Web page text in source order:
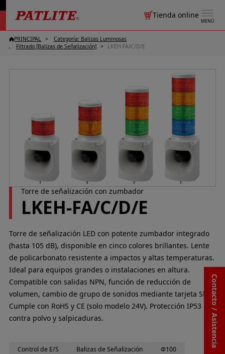
MENÚ
Tienda online
Contacto / Asistencia
PRINCIPAL
Categoría: Balizas Luminosas
Filtrado [Balizas de Señalización]
LKEH-FA/C/D/E
Torre de señalización con zumbador
LKEH-FA/C/D/E
Torre de señalización LED con potente zumbador integrado
(hasta 105 dB), disponible en cinco colores brillantes. Lente
de policarbonato resistente a impactos y altas temperaturas.
Ideal para equipos grandes o instalaciones en altura.
Compatible con salidas NPN, función de reducción de
volumen, cambio de grupo de sonidos mediante tarjeta SD.
Cumple con RoHS y CE (solo modelo 24V). Protección IP53
contra polvo y salpicaduras.
Control de E/S Balizas de Señalización
Φ100